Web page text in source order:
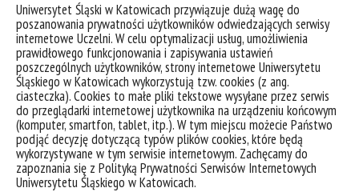
Uniwersytet Śląski w Katowicach przywiązuje dużą wagę do
poszanowania prywatności użytkowników odwiedzających serwisy
internetowe Uczelni. W celu optymalizacji usług, umożliwienia
prawidłowego funkcjonowania i zapisywania ustawień
poszczególnych użytkowników, strony internetowe Uniwersytetu
Śląskiego w Katowicach wykorzystują tzw. cookies (z ang.
ciasteczka). Cookies to małe pliki tekstowe wysyłane przez serwis
do przeglądarki internetowej użytkownika na urządzeniu końcowym
(komputer, smartfon, tablet, itp.). W tym miejscu możecie Państwo
podjąć decyzję dotyczącą typów plików cookies, które będą
wykorzystywane w tym serwisie internetowym. Zachęcamy do
zapoznania się z Polityką Prywatności Serwisów Internetowych
Uniwersytetu Śląskiego w Katowicach.
Zespoły badawcze
Konferencje i seminaria naukowe